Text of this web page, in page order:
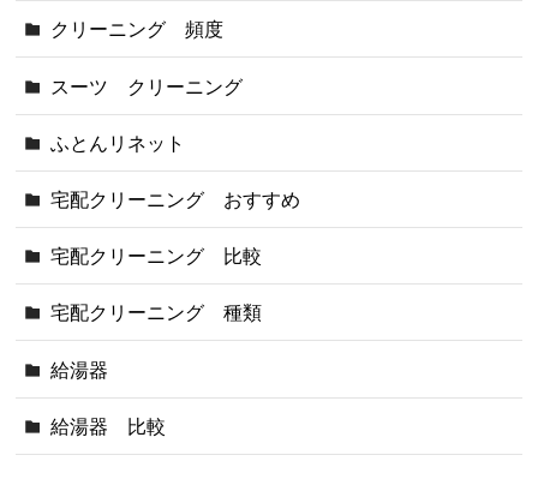
クリーニング 頻度
スーツ クリーニング
ふとんリネット
宅配クリーニング おすすめ
宅配クリーニング 比較
宅配クリーニング 種類
給湯器
給湯器 比較